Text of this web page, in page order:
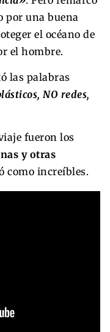
por una buena
el océano de
el hombre.
las palabras
NO redes,
fueron los
y otras
como increíbles.